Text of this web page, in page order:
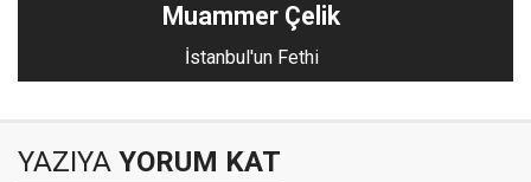
Muammer Çelik
İstanbul'un Fethi
YAZIYA YORUM KAT